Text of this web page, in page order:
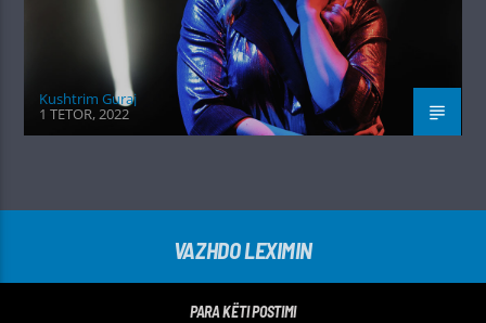
Kushtrim Guraj
1 TETOR, 2022
VAZHDO LEXIMIN
PARA KËTI POSTIMI